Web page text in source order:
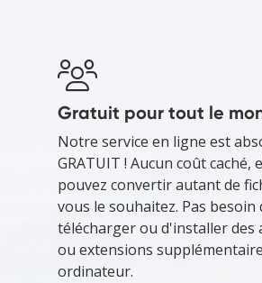
Gratuit pour tout le
Notre service en ligne est
GRATUIT ! Aucun coût caché,
pouvez convertir autant de
vous le souhaitez. Pas besoin
télécharger ou d'installer des
ou extensions
ordinateur.